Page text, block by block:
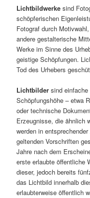
Lichtbildwerke sind
schöpferischen
Fotograf durch
andere gestalterische
Werke im Sinne des
geistige Schöpfungen.
Tod des Urhebers
Lichtbilder sind einfache
Schöpfungshöhe – etwa
oder technische
Erzeugnisse, die ähnlich
werden in
geltenden Vorschriften
Jahre nach dem
erste erlaubte öffentliche
dieser, jedoch bereits
das Lichtbild innerhalb
erlaubterweise öffentlich